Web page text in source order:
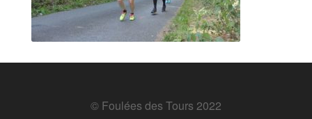
© Foulées des Tours 2022